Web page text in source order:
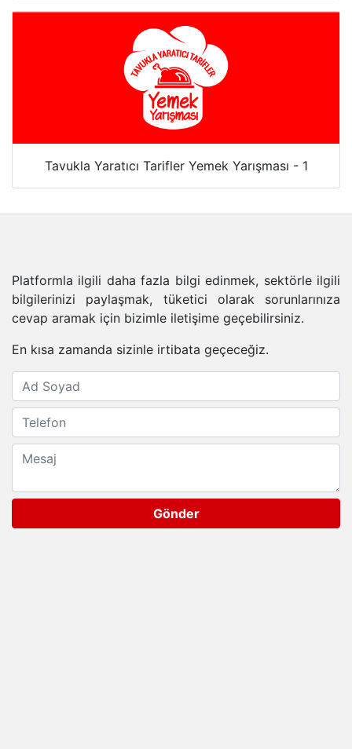
Tavukla Yaratıcı Tarifler Yemek Yarışması - 1
Platformla ilgili daha fazla bilgi edinmek, sektörle ilgili
bilgilerinizi paylaşmak, tüketici olarak sorunlarınıza
cevap aramak için bizimle iletişime geçebilirsiniz.
En kısa zamanda sizinle irtibata geçeceğiz.
Gönder